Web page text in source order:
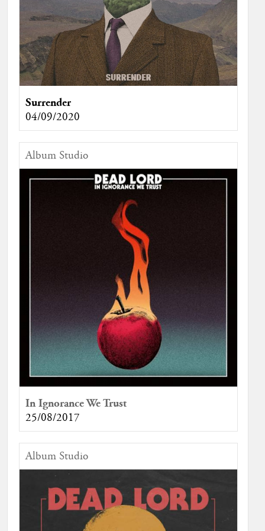
Surrender
04/09/2020
Album Studio
In Ignorance We Trust
25/08/2017
Album Studio